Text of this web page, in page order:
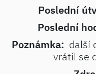
Poslední
Poslední
Poznámka: další
vrátil se